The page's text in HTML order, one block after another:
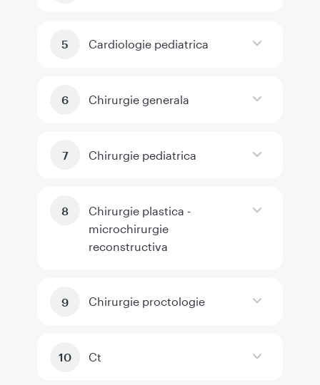
Cardiologie pediatrica
Chirurgie generala
Chirurgie pediatrica
Chirurgie plastica -
microchirurgie
reconstructiva
Chirurgie proctologie
Ct